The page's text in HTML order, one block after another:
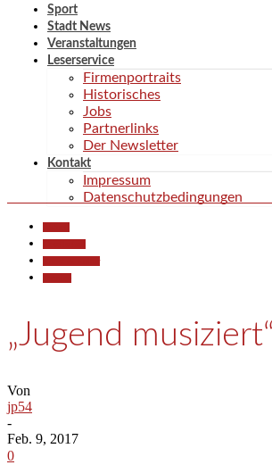
Sport
Stadt News
Veranstaltungen
Leserservice
Firmenportraits
Historisches
Jobs
Partnerlinks
Der Newsletter
Kontakt
Impressum
Datenschutzbedingungen
„Jugend
Von
jp54
-
Feb. 9, 2017
0